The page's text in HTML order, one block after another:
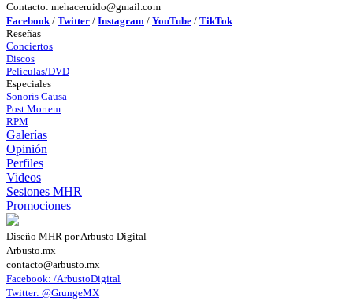
Contacto: mehaceruido@gmail.com
Facebook/ Twitter / Instagram / YouTube / TikTok
Reseñas
Conciertos
Discos
Películas/DVD
Especiales
Sonoris Causa
Post Mortem
RPM
Galerías
Opinión
Perfiles
Videos
Sesiones MHR
Promociones
Diseño MHR por Arbusto Digital
Arbusto.mx
contacto@arbusto.mx
Facebook: /ArbustoDigital
Twitter: @GrungeMX